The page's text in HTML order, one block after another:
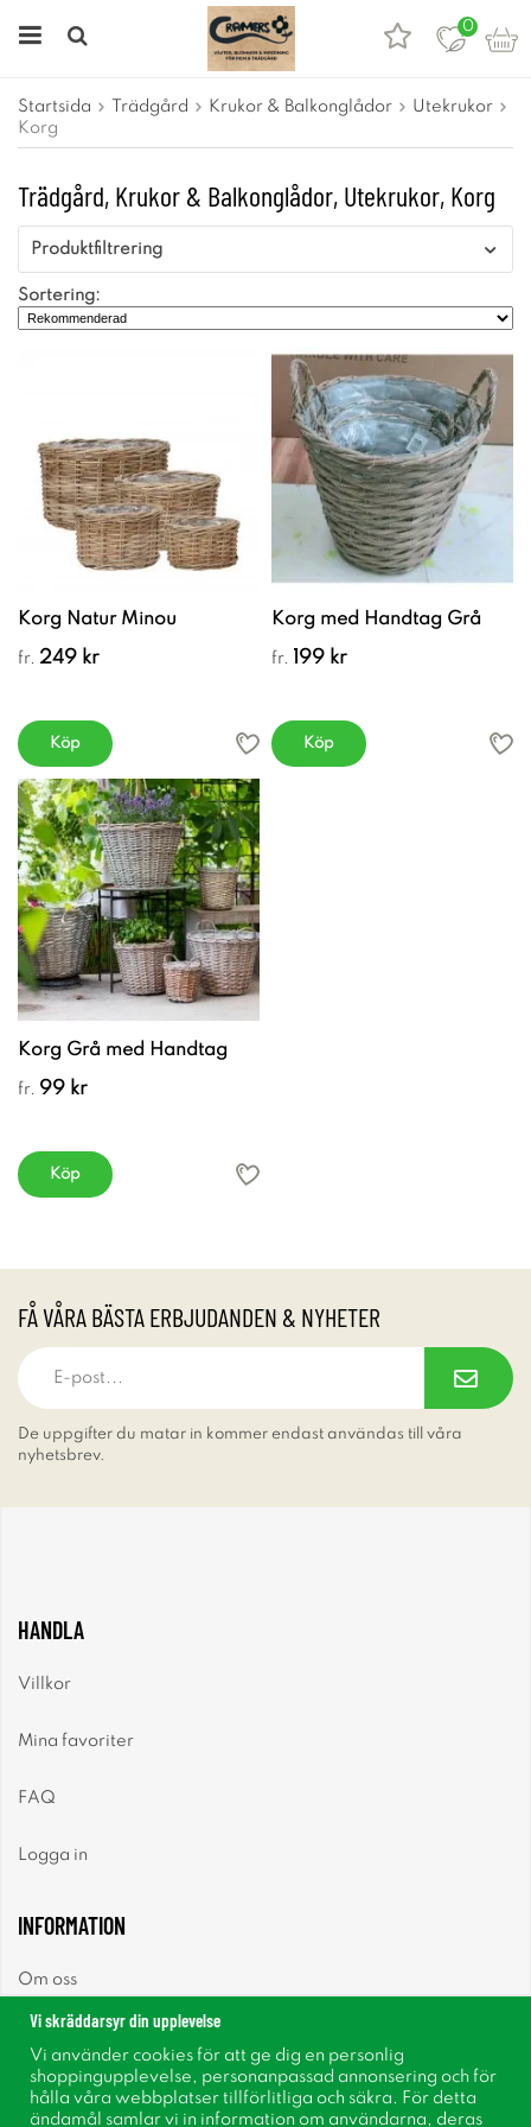
0
Startsida Trädgård Krukor & Balkonglådor
Utekrukor
Korg
Trädgård, Krukor & Balkonglådor, Utekrukor, Korg
Produktfiltrering
Sortering:
Korg Natur Minou
fr. 249 kr
Köp
Korg med Handtag Grå
fr. 199 kr
Köp
Korg Grå med Handtag
fr. 99 kr
Köp
FÅ VÅRA BÄSTA ERBJUDANDEN & NYHETER
De uppgifter du matar in kommer endast användas till våra
nyhetsbrev.
HANDLA
Villkor
Mina favoriter
FAQ
Logga in
INFORMATION
Om oss
Nyhetsbrev
Vi skräddarsyr din upplevelse
Vi använder cookies för att ge dig en personlig
shoppingupplevelse, personanpassad annonsering och för
hålla våra webbplatser tillförlitliga och säkra. För detta
ändamål samlar vi in information om användarna, deras